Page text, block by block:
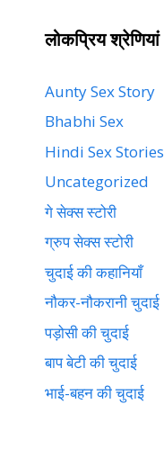
लोकप्रिय श्रेणियां
Aunty Sex Story
Bhabhi Sex
Hindi Sex Stories
Uncategorized
गे सेक्स स्टोरी
ग्रुप सेक्स स्टोरी
चुदाई की कहानियाँ
नौकर-नौकरानी चुदाई
पड़ोसी की चुदाई
बाप बेटी की चुदाई
भाई-बहन की चुदाई